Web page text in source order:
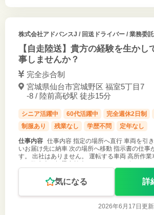
株式会社アドバンスJ / 回送ドライバー / 業務委託
【自走陸送】貴方の経験を生かし
事しませんか？
完全歩合制
宮城県仙台市宮城野区 福室5丁目7
-8 / 陸前高砂駅 徒歩15分
シニア活躍中 60代活躍中 完全週休2日制
制服あり
残業なし 学歴不問 定年なし
仕事内容 仕事内容 指定の場所へ直行 車両を引
いお届け先に納車 次の場所へ移動 指示書の仕事
す。 出社はありません。 運転する車両 高所作業
ク、散水車、橋梁点検車、ライトバン、軽トラッ
装、安全運転
気になる 詳
2026年6月17日更